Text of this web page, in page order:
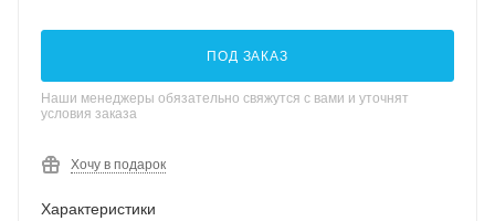
ПОД ЗАКАЗ
Наши менеджеры обязательно свяжутся с вами и уточнят
условия заказа
Хочу в подарок
Характеристики